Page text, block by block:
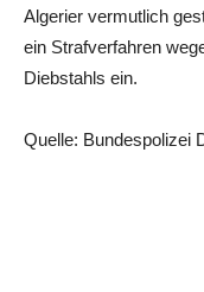
Algerier vermutlich
ein Strafverfahren
Diebstahls ein.
Quelle: Bundespolizei